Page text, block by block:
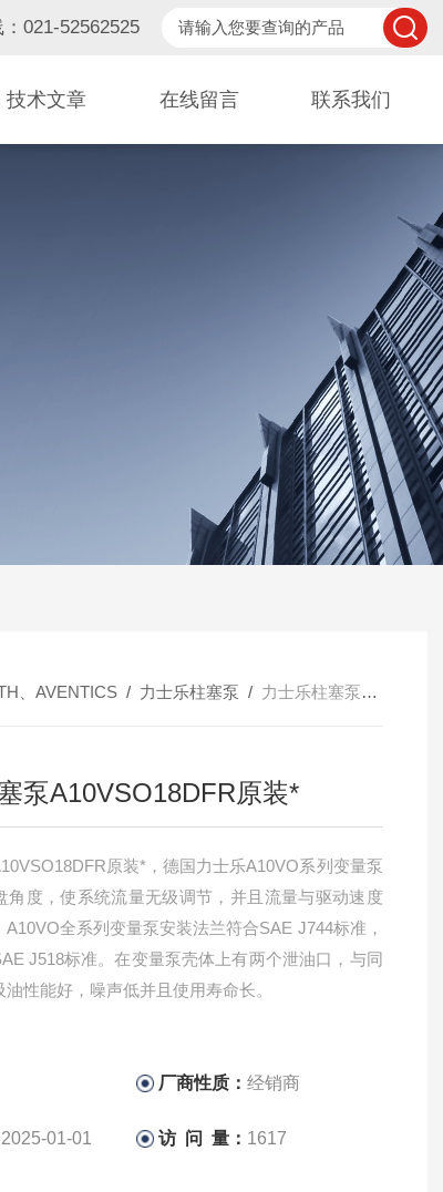
021-52562525
技术文章 在线留言 联系我们
、AVENTICS/ 力士乐柱塞泵 / 力士乐柱塞泵A10VSO18DFR原装*
泵A10VSO18DFR原装*
原装*，德国力士乐A10VO系列变量泵
角度，使系统流量无级调节，并且流量与驱动速度
全系列变量泵安装法兰符合SAE J744标准，
J518标准。在变量泵壳体上有两个泄油口，与同
性能好，噪声低并且使用寿命长。
厂商性质：经销商
2025-01-01 访 问 量： 1617